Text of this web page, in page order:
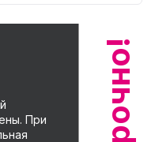
При